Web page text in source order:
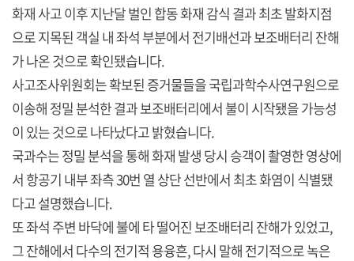
화재 사고 이후 지난달 벌인 합동 화재 감식 결과 최초 발화지점
으로 지목된 객실 내 좌석 부분에서 전기배선과 보조배터리 잔해
가 나온 것으로 확인됐습니다.
사고조사위원회는 확보된 증거물들을 국립과학수사연구원으로
이송해 정밀 분석한 결과 보조배터리에서 불이 시작됐을 가능성
이 있는 것으로 나타났다고 밝혔습니다.
국과수는 정밀 분석을 통해 화재 발생 당시 승객이 촬영한 영상에
서 항공기 내부 좌측 30번 열 상단 선반에서 최초 화염이 식별됐
다고 설명했습니다.
또 좌석 주변 바닥에 불에 타 떨어진 보조배터리 잔해가 있었고,
그 잔해에서 다수의 전기적 용융흔, 다시 말해 전기적으로 녹은